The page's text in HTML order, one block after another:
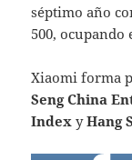
séptimo año
500, ocupando
Xiaomi forma
Seng China
Index yHang